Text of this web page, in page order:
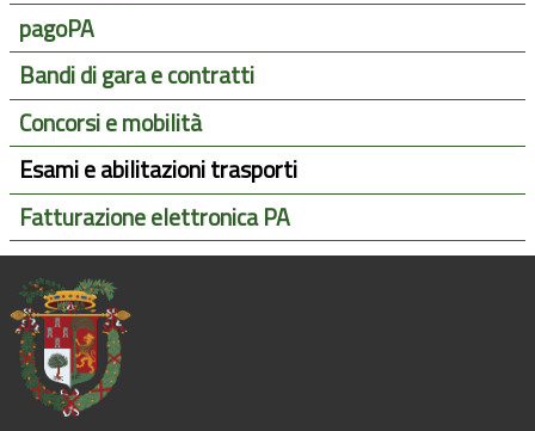
pagoPA
Bandi di gara e contratti
Concorsi e mobilità
Esami e abilitazioni trasporti
Fatturazione elettronica PA